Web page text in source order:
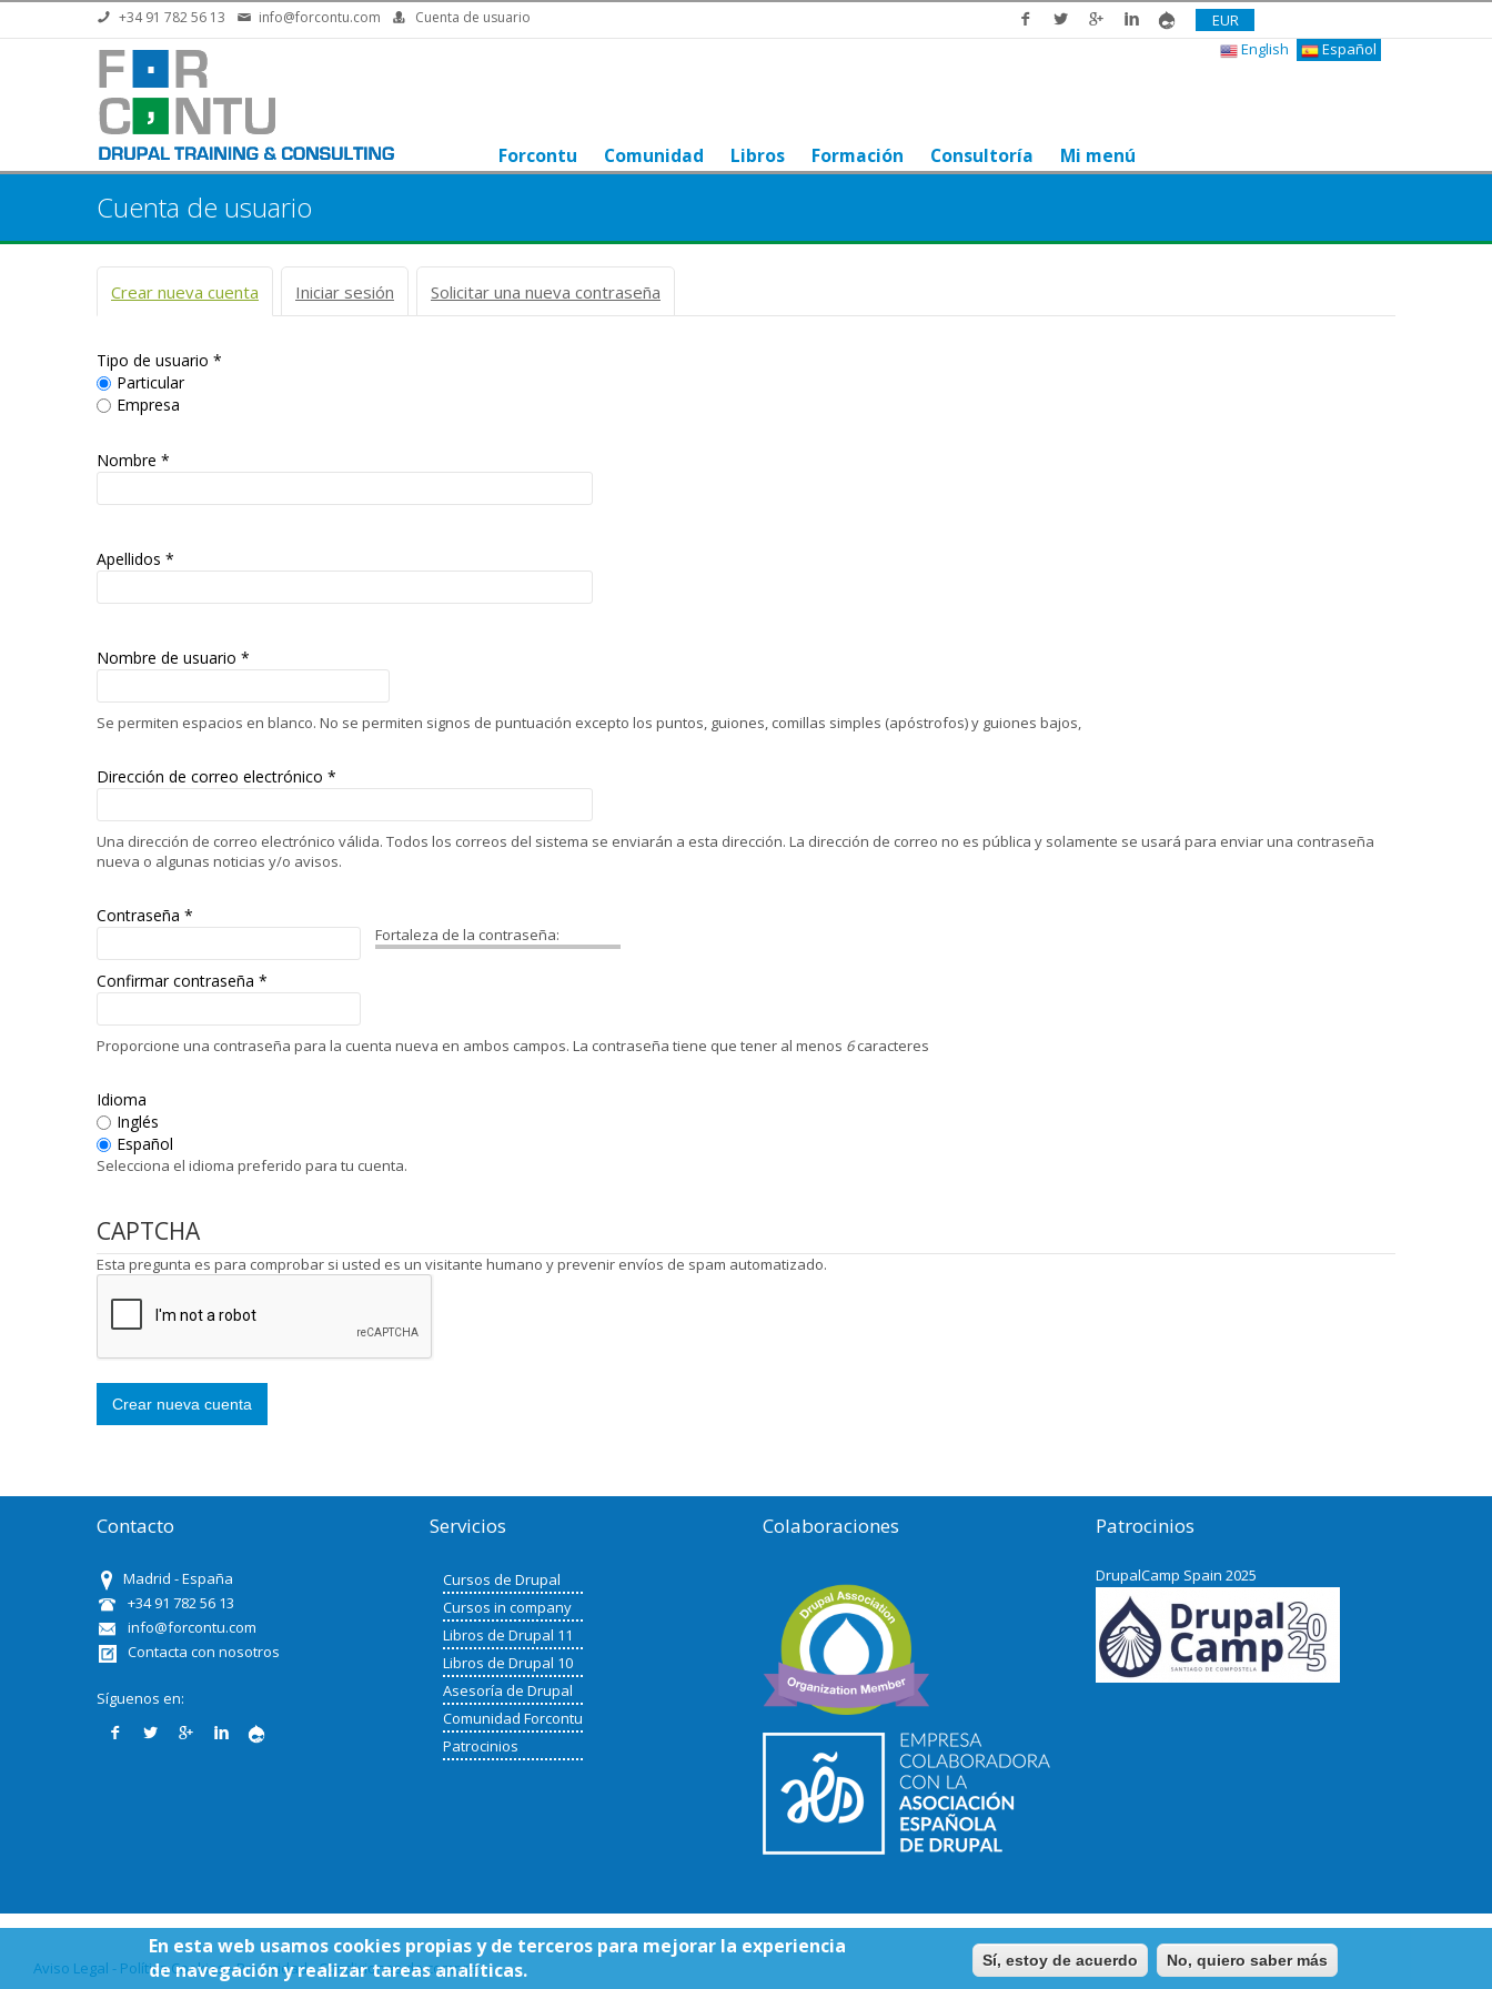
Pasar al contenido principal
+34 91 782 56 13 info@forcontu.com Cuenta de usuario
EUR
English
Español
Forcontu Comunidad Libros Formación Consultoría Mi menú
Cuenta de usuario
Solapas principales
Crear nueva cuenta (solapa activa)
Iniciar sesión Solicitar una nueva contraseña
Tipo de usuario *
Particular
Empresa
Nombre *
Apellidos *
Nombre de usuario *
Se permiten espacios en blanco. No se permiten signos de puntuación excepto los puntos, guiones, comillas simples (apóstrofos) y guiones bajos,
Dirección de correo electrónico *
Una dirección de correo electrónico válida. Todos los correos del sistema se enviarán a esta dirección. La dirección de correo no es pública y solamente se usará para enviar una contraseña
nueva o algunas noticias y/o avisos.
Fortaleza de la contraseña:
Contraseña *
Confirmar contraseña *
Proporcione una contraseña para la cuenta nueva en ambos campos. La contraseña tiene que tener al menos 6caracteres
Idioma
Inglés
Español
Selecciona el idioma preferido para tu cuenta.
CAPTCHA
Esta pregunta es para comprobar si usted es un visitante humano y prevenir envíos de spam automatizado.
Contacto
Madrid - España
+34 91 782 56 13
info@forcontu.com
Contacta con nosotros
Síguenos en:
Servicios
Cursos de Drupal
Cursos in company
Libros de Drupal 11
Libros de Drupal 10
Asesoría de Drupal
Comunidad Forcontu
Patrocinios
Colaboraciones Patrocinios
DrupalCamp Spain 2025
Aviso Legal - Política Cookies - Privacidad - Condiciones de compra
En esta web usamos cookies propias y de terceros para mejorar la experiencia
de navegación y realizar tareas analíticas.
Sí, estoy de acuerdo No, quiero saber más